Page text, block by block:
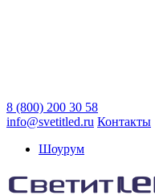
8 (800) 200 30 58
info@svetitled.ru Контакты
Шоурум